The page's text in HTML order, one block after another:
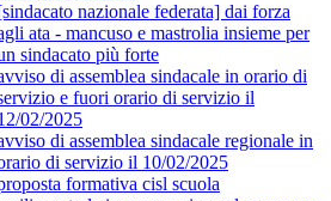
nazionale federata] dai forza
ata - mancuso e mastrolia insieme per
sindacato più forte
di assemblea sindacale in orario di
e fuori orario di servizio il
02/2025
di assemblea sindacale regionale in
di servizio il 10/02/2025
formativa cisl scuola